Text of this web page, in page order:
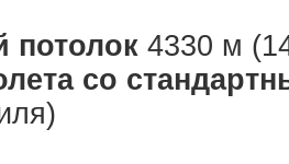
потолок 4330 м
со